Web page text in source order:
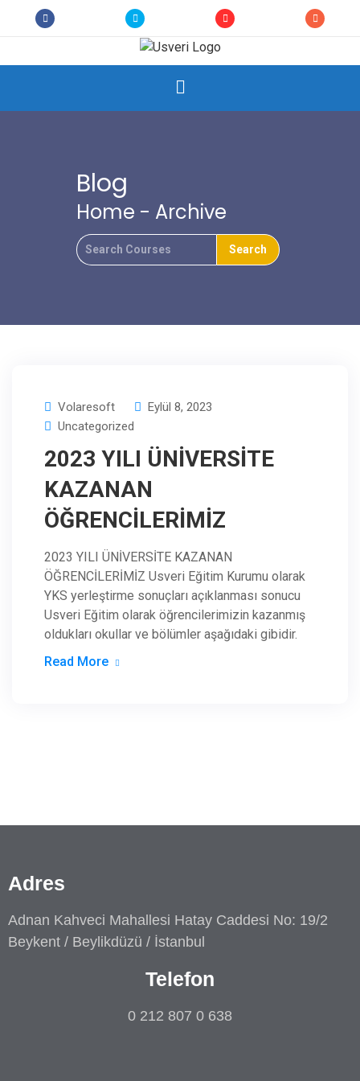
Blog
Home - Archive
Volaresoft
Eylül 8, 2023
Uncategorized
2023 YILI ÜNİVERSİTE
KAZANAN
ÖĞRENCİLERİMİZ
2023 YILI ÜNİVERSİTE KAZANAN
ÖĞRENCİLERİMİZ Usveri Eğitim Kurumu olarak
YKS yerleştirme sonuçları açıklanması sonucu
Usveri Eğitim olarak öğrencilerimizin kazanmış
oldukları okullar ve bölümler aşağıdaki gibidir.
Read More
Adres
Adnan Kahveci Mahallesi Hatay Caddesi No: 19/2
Beykent / Beylikdüzü / İstanbul
Telefon
0 212 807 0 638